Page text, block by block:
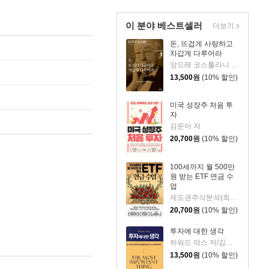
이 분야 베스트셀러
돈, 뜨겁게 사랑하고
차갑게 다루어라
앙드레 코스톨라니 저/한윤진 역
13,500원 (10% 할인)
미국 성장주 처음 투
자
김운아 저
20,700원 (10% 할인)
100세까지 월 500만
원 받는 ETF 연금 수
업
제도권주식분석(최기원) 저
20,700원 (10% 할인)
투자에 대한 생각
13,500원 (10% 할인)
더보기